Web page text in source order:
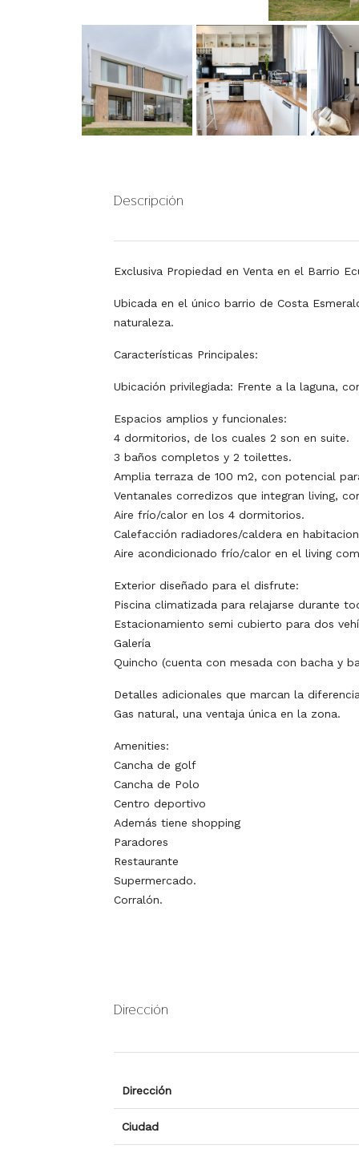
Descripción
Exclusiva Propiedad en Venta en el Barrio
Ubicada en el único barrio de Costa
naturaleza.
Características Principales:
Ubicación privilegiada: Frente a la laguna,
Espacios amplios y funcionales:
4 dormitorios, de los cuales 2 son en suite.
3 baños completos y 2 toilettes.
Amplia terraza de 100 m2, con potencial
Ventanales corredizos que integran living,
Aire frío/calor en los 4 dormitorios.
Calefacción radiadores/caldera en
Aire acondicionado frío/calor en el living
Exterior diseñado para el disfrute:
Piscina climatizada para relajarse durante
Estacionamiento semi cubierto para dos
Galería
Quincho (cuenta con mesada con bacha y
Detalles adicionales que marcan la
Gas natural, una ventaja única en la zona.
Amenities:
Cancha de golf
Cancha de Polo
Centro deportivo
Además tiene shopping
Paradores
Restaurante
Supermercado.
Corralón.
Dirección
Dirección
Ciudad